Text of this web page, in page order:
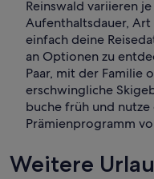
Reinswald variieren
Aufenthaltsdauer,
einfach deine
an Optionen zu
Paar, mit der Familie
erschwingliche
buche früh und nutze
Prämienprogramm
Weitere